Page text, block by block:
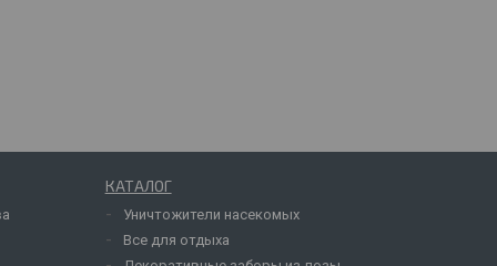
КАТАЛОГ
Уничтожители насекомых
Все для отдыха